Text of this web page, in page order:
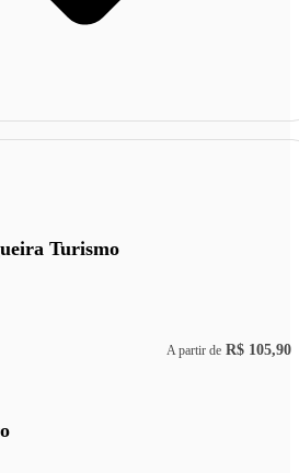
Turismo
A partir de R$ 105,90